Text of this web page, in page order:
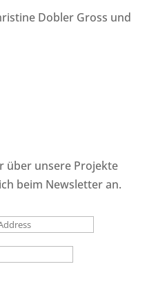
Dobler Gross und
über unsere Projekte
beim Newsletter an.